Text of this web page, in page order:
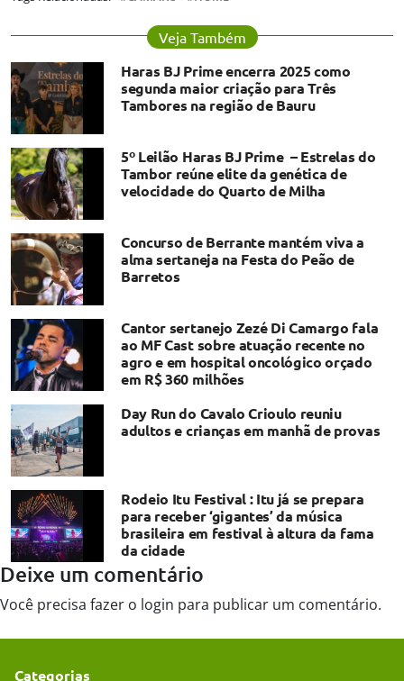
Veja Também
Haras BJ Prime encerra 2025 como
segunda maior criação para Três
Tambores na região de Bauru
5º Leilão Haras BJ Prime – Estrelas do
Tambor reúne elite da genética de
velocidade do Quarto de Milha
Concurso de Berrante mantém viva a
alma sertaneja na Festa do Peão de
Barretos
Cantor sertanejo Zezé Di Camargo fala
ao MF Cast sobre atuação recente no
agro e em hospital oncológico orçado
em R$ 360 milhões
Day Run do Cavalo Crioulo reuniu
adultos e crianças em manhã de provas
Rodeio Itu Festival : Itu já se prepara
para receber ‘gigantes’ da música
brasileira em festival à altura da fama
da cidade
Deixe um comentário
Você precisa fazer o login para publicar um comentário.
Categorias